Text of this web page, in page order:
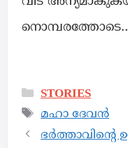
STORIES
മഹാ ദേവൻ
ഭർത്താവിൻ്റെ